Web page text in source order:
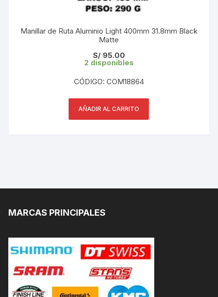
Manillar de Ruta Aluminio Light 400mm 31.8mm Black
Matte
S/95.00
2 disponibles
CÓDIGO: COM18864
AÑADIR AL CARRITO
MARCAS PRINCIPALES